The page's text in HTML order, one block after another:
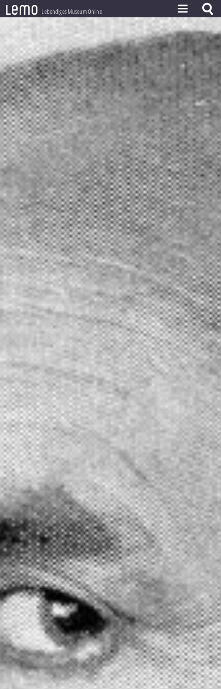
lemo Lebendiges Museum Online
ZEITSTRAHL
THEMEN
ZEITZEUGEN
BESTAND
LERNEN
PROJEKT